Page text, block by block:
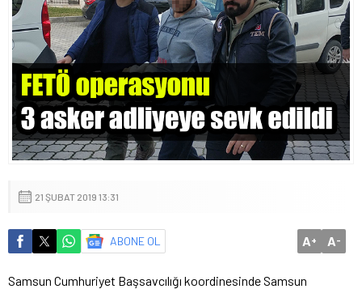
21 ŞUBAT 2019 13:31
ABONE OL A+ A-
Samsun Cumhuriyet Başsavcılığı koordinesinde Samsun